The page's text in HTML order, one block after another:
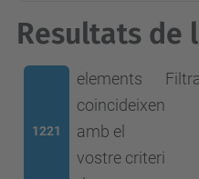
Resultats de
1221
elements
coincideixen
amb el
vostre criteri